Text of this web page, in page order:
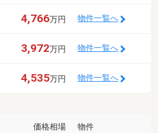
4,766万円 物件一覧へ
3,972万円 物件一覧へ
4,535万円 物件一覧へ
価格相場 物件